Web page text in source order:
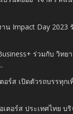
น Impact Day 2023
ร่วมกับ วิทย
อร์ส เปิดตัวรถบรรทุก
ตอร์ส ประเทศไทย บริ